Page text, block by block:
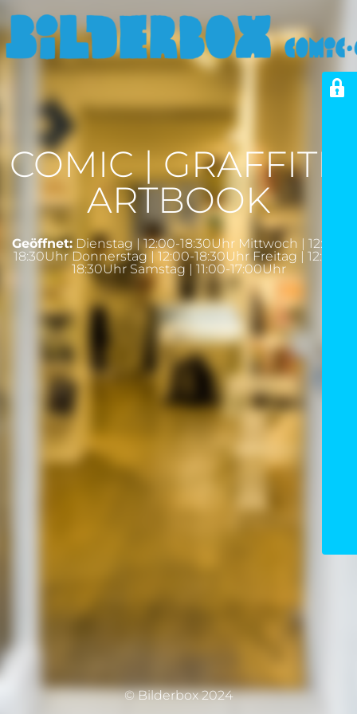
COMIC | GRAFFITI |
ARTBOOK
Geöffnet: Dienstag | 12:00-18:30Uhr Mittwoch | 12:00-
18:30Uhr Donnerstag | 12:00-18:30Uhr Freitag | 12:00-
18:30Uhr Samstag | 11:00-17:00Uhr
© Bilderbox 2024